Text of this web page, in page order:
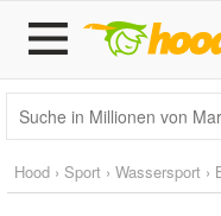
Hood › Sport › Wassersport ›